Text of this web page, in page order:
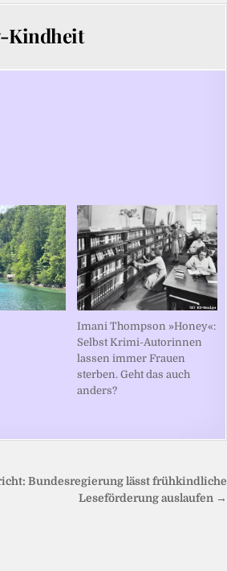
Kindheit
Imani Thompson »Honey«:
Selbst Krimi-Autorinnen
lassen immer Frauen
sterben. Geht das auch
anders?
Bundesregierung lässt frühkindliche
Leseförderung auslaufen →